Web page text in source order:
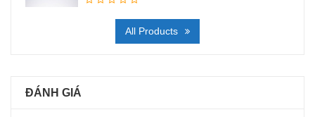
All Products
ĐÁNH GIÁ